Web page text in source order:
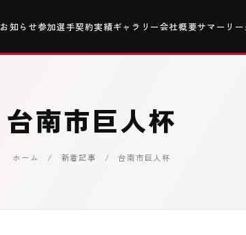
お知らせ参加選手契約実績ギャラリー会社概要サマーリー
台南市巨人杯
ホーム / 新着記事 / 台南市巨人杯